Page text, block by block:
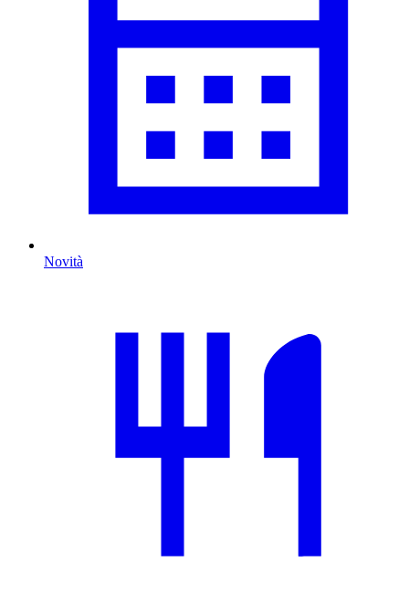
Novità